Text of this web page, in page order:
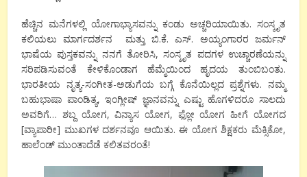
ಹೆಚ್ಚಿನ ಮನೆಗಳಲ್ಲಿ ಯೋಗಾಭ್ಯಾಸವನ್ನು ಕಂಡು ಅಚ್ಚರಿಯಾಯಿತು. ಸಂಸ್ಕೃತ
ಕಲಿಯಲು ಮಾರ್ಗದರ್ಶನ ಮತ್ತು ಬಿ.ಕೆ. ಎಸ್. ಅಯ್ಯಂಗಾರರ ಜರ್ಮನ್
ಭಾಷೆಯ ಪುಸ್ತಕವನ್ನು ನನಗೆ ತೋರಿಸಿ, ಸಂಸ್ಕೃತ ಪದಗಳ ಉಚ್ಚಾರಣೆಯನ್ನು
ಸರಿಪಡಿಸುವಂತೆ ಕೇಳಿಕೊಂಡಾಗ ಹೆಮ್ಮೆಯಿಂದ ಹೃದಯ ತುಂಬಿಬಂತು.
ಭಾರತೀಯ ನೃತ್ಯ-ಸಂಗೀತ-ಅಡುಗೆಯ ಬಗ್ಗೆ ಕೊನೆಯಿಲ್ಲದ ಪ್ರಶ್ನೆಗಳು. ನಮ್ಮ
ಬಹುಭಾಷಾ ಪಾಂಡಿತ್ಯ, ಇಂಗ್ಲೀಷ್ ಜ್ಞಾನವನ್ನು ಎಷ್ಟು ಹೊಗಳಿದರೂ ಸಾಲದು
ಅವರಿಗೆ… ಶಬ್ದ ಯೋಗ, ವಿನ್ಯಾಸ ಯೋಗ, ಫ್ಲೋ ಯೋಗ ಹೀಗೆ ಯೋಗದ
[ವ್ಯಾಪಾರೀ] ಮುಖಗಳ ದರ್ಶನವೂ ಆಯಿತು. ಈ ಯೋಗ ಶಿಕ್ಷಕರು ಮೆಕ್ಸಿಕೋ,
ಹಾಲೆಂಡ್ ಮುಂತಾದೆಡೆ ಕಲಿತವರಂತೆ!